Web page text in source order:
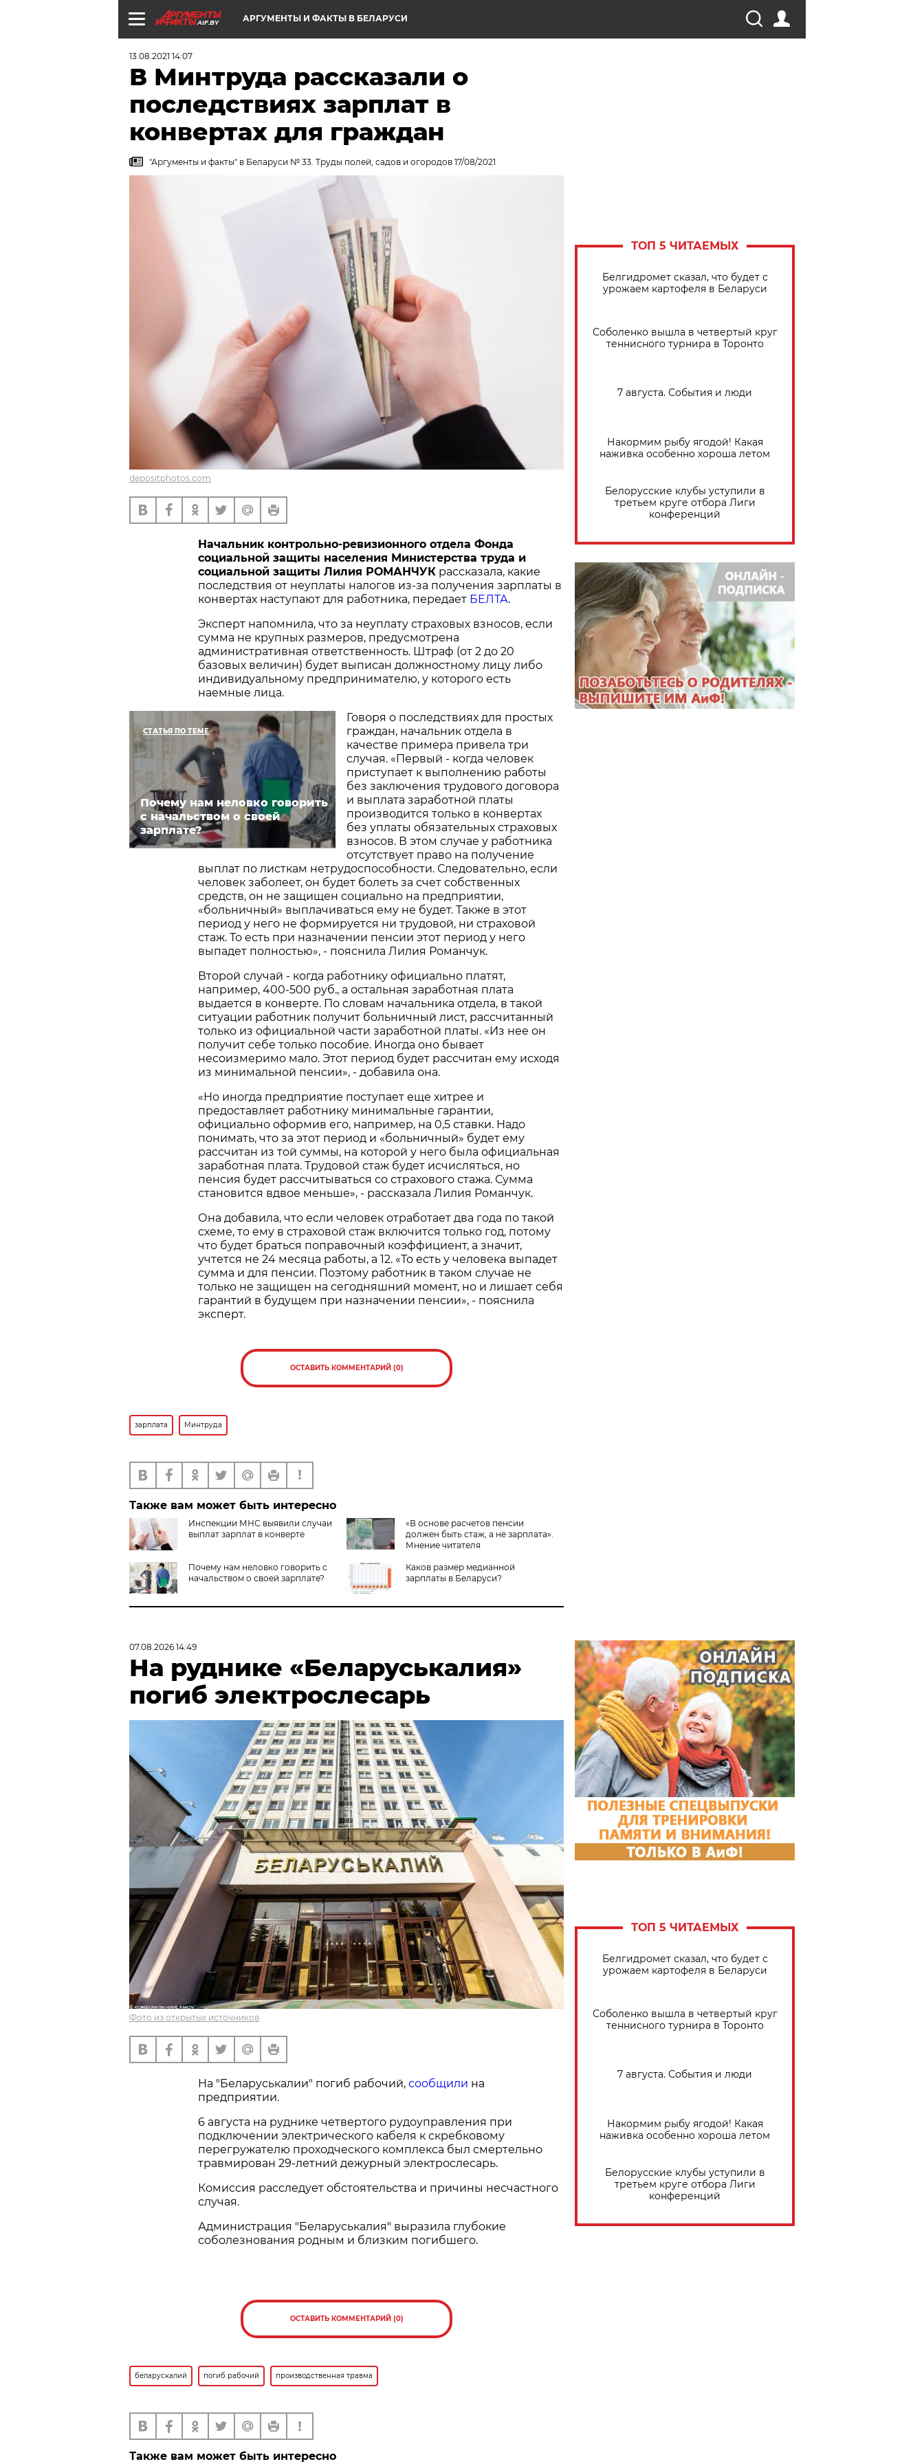
AIF.BY АРГУМЕНТЫ И ФАКТЫ В БЕЛАРУСИ
13.08.2021 14:07
В Минтруда рассказали о
последствиях зарплат в
конвертах для граждан
"Аргументы и факты" в Беларуси № 33. Труды полей, садов и огородов 17/08/2021
depositphotos.com
Начальник контрольно-ревизионного отдела Фонда
социальной защиты населения Министерства труда и
социальной защиты Лилия РОМАНЧУК рассказала, какие
последствия от неуплаты налогов из-за получения зарплаты в
конвертах наступают для работника, передает БЕЛТА.
Эксперт напомнила, что за неуплату страховых взносов, если
сумма не крупных размеров, предусмотрена
административная ответственность. Штраф (от 2 до 20
базовых величин) будет выписан должностному лицу либо
индивидуальному предпринимателю, у которого есть
наемные лица.
СТАТЬЯ ПО ТЕМЕ
Почему нам неловко говорить
с начальством о своей
зарплате?
Говоря о последствиях для простых
граждан, начальник отдела в
качестве примера привела три
случая. «Первый - когда человек
приступает к выполнению работы
без заключения трудового договора
и выплата заработной платы
производится только в конвертах
без уплаты обязательных страховых
взносов. В этом случае у работника
отсутствует право на получение
выплат по листкам нетрудоспособности. Следовательно, если
человек заболеет, он будет болеть за счет собственных
средств, он не защищен социально на предприятии,
«больничный» выплачиваться ему не будет. Также в этот
период у него не формируется ни трудовой, ни страховой
стаж. То есть при назначении пенсии этот период у него
выпадет полностью», - пояснила Лилия Романчук.
Второй случай - когда работнику официально платят,
например, 400-500 руб., а остальная заработная плата
выдается в конверте. По словам начальника отдела, в такой
ситуации работник получит больничный лист, рассчитанный
только из официальной части заработной платы. «Из нее он
получит себе только пособие. Иногда оно бывает
несоизмеримо мало. Этот период будет рассчитан ему исходя
из минимальной пенсии», - добавила она.
«Но иногда предприятие поступает еще хитрее и
предоставляет работнику минимальные гарантии,
официально оформив его, например, на 0,5 ставки. Надо
понимать, что за этот период и «больничный» будет ему
рассчитан из той суммы, на которой у него была официальная
заработная плата. Трудовой стаж будет исчисляться, но
пенсия будет рассчитываться со страхового стажа. Сумма
становится вдвое меньше», - рассказала Лилия Романчук.
Она добавила, что если человек отработает два года по такой
схеме, то ему в страховой стаж включится только год, потому
что будет браться поправочный коэффициент, а значит,
учтется не 24 месяца работы, а 12. «То есть у человека выпадет
сумма и для пенсии. Поэтому работник в таком случае не
только не защищен на сегодняшний момент, но и лишает себя
гарантий в будущем при назначении пенсии», - пояснила
эксперт.
ОСТАВИТЬ КОММЕНТАРИЙ (0)
зарплата Минтруда
Также вам может быть интересно
Инспекции МНС выявили случаи
выплат зарплат в конверте
«В основе расчетов пенсии
должен быть стаж, а не зарплата».
Мнение читателя
Почему нам неловко говорить с
начальством о своей зарплате?
Каков размер медианной
зарплаты в Беларуси?
ТОП 5 ЧИТАЕМЫХ
Белгидромет сказал, что будет с
урожаем картофеля в Беларуси
Соболенко вышла в четвертый круг
теннисного турнира в Торонто
7 августа. События и люди
Накормим рыбу ягодой! Какая
наживка особенно хороша летом
Белорусские клубы уступили в
третьем круге отбора Лиги
конференций
07.08.2026 14:49
На руднике «Беларуськалия»
погиб электрослесарь
Фото из открытых источников
На "Беларуськалии" погиб рабочий, сообщили на
предприятии.
6 августа на руднике четвертого рудоуправления при
подключении электрического кабеля к скребковому
перегружателю проходческого комплекса был смертельно
травмирован 29-летний дежурный электрослесарь.
Комиссия расследует обстоятельства и причины несчастного
случая.
Администрация "Беларуськалия" выразила глубокие
соболезнования родным и близким погибшего.
ОСТАВИТЬ КОММЕНТАРИЙ (0)
беларускалий погиб рабочий производственная травма
Также вам может быть интересно
ТОП 5 ЧИТАЕМЫХ
Белгидромет сказал, что будет с
урожаем картофеля в Беларуси
Соболенко вышла в четвертый круг
теннисного турнира в Торонто
7 августа. События и люди
Накормим рыбу ягодой! Какая
наживка особенно хороша летом
Белорусские клубы уступили в
третьем круге отбора Лиги
конференций